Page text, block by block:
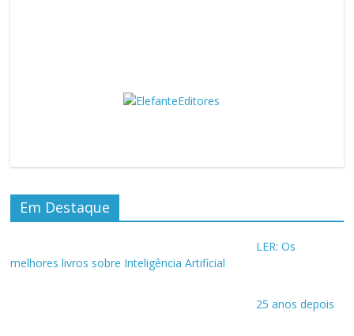
Em Destaque
LER: Os
melhores livros sobre Inteligência Artificial
25 anos depois